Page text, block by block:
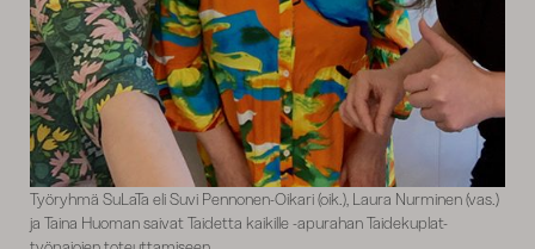
Työryhmä SuLaTa eli Suvi Pennonen-Oikari (oik.), Laura Nurminen (vas.)
ja Taina Huoman saivat Taidetta kaikille -apurahan Taidekuplat-